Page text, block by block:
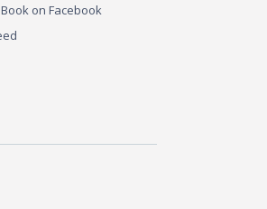
on Facebook